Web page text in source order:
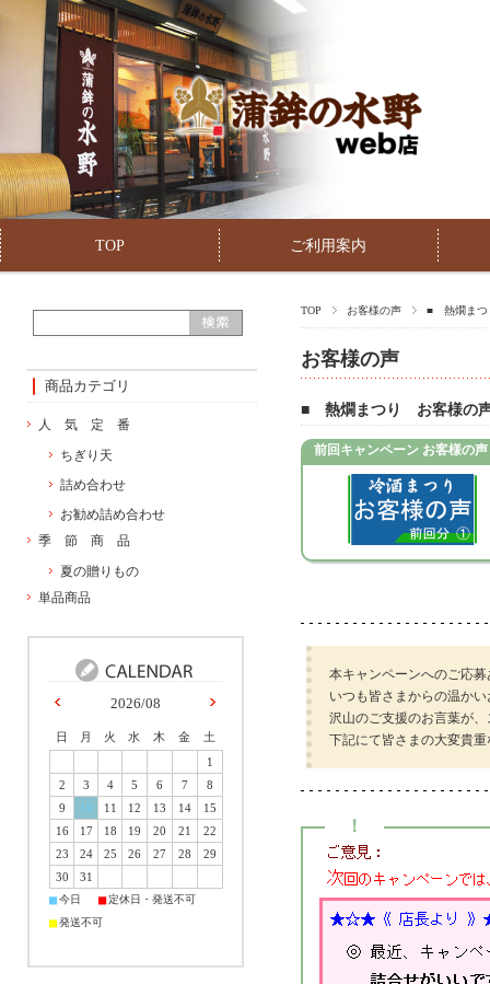
TOP ご利用案内
TOP お客様の声 ■ 熱燗まつ
お客様の声
■ 熱燗まつり お客様の
本キャンペーンへのご応
いつも皆さまからの温か
沢山のご支援のお言葉が
下記にて皆さまの大変貴
！
商品カテゴリ
人 気 定 番
ちぎり天
詰め合わせ
お勧め詰め合わせ
季 節 商 品
夏の贈りもの
単品商品
2026/08
日 月 火 水 木 金
土
1
2
3 4 5 6 7
8
9
10 11 12 13 14
15
16
17 18 19 20 21
22
23
24 25 26 27 28
29
30
31
■今日 ■定休日・発送不可
■発送不可